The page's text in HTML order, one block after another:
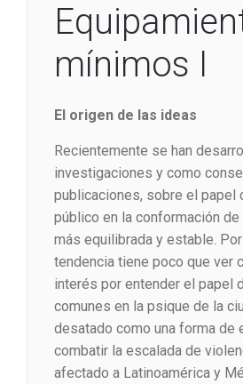
mínimos I
El origen de las ideas
Recientemente se han
investigaciones y como
publicaciones, sobre el papel
público en la conformación de
más equilibrada y estable.
tendencia tiene poco que ver
interés por entender el papel
comunes en la psique de la
desatado como una forma de
combatir la escalada de
afectado a Latinoamérica y